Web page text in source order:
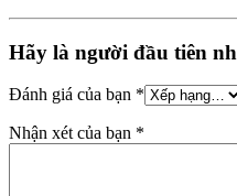
Hãy là người đầu tiên
Đánh giá của bạn *
Nhận xét của bạn *